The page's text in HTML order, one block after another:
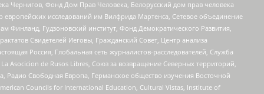
Чернигов, Фонд Дом Прав Человека, Белорусский дом прав человека
исследований им Вилфрида Мартенса, Сетевое объединение
Финланд, Гудзоновский институт, Фонд Демократического Развития,
Свидетелей Иеговы, Гражданский Совет, Центр анализа
Россия, Глобальная сеть журналистов-расследователей, Служба
Asocicion de Rusos Libres, Союз за возвращение Северных территорий,
Радио Свободная Европа, Германское общество изучения Восточной
Councils for International Education, Cultural Vistas, Institute of